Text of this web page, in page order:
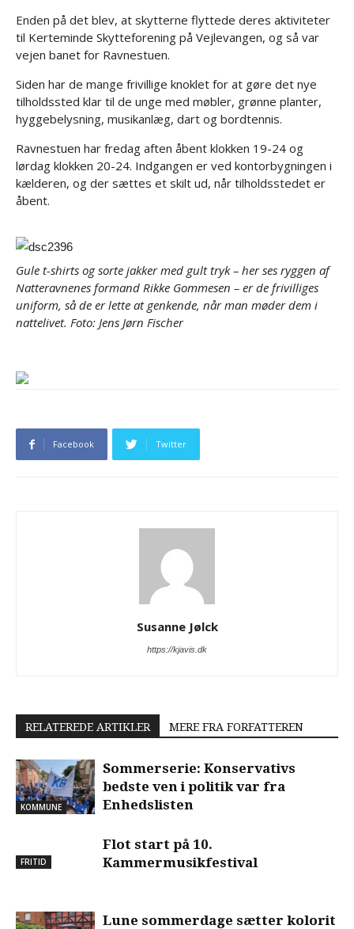
Enden på det blev, at skytterne flyttede deres aktiviteter
til Kerteminde Skytteforening på Vejlevangen, og så var
vejen banet for Ravnestuen.
Siden har de mange frivillige knoklet for at gøre det nye
tilholdssted klar til de unge med møbler, grønne planter,
hyggebelysning, musikanlæg, dart og bordtennis.
Ravnestuen har fredag aften åbent klokken 19-24 og
lørdag klokken 20-24. Indgangen er ved kontorbygningen i
kælderen, og der sættes et skilt ud, når tilholdsstedet er
åbent.
Gule t-shirts og sorte jakker med gult tryk – her ses ryggen af
Natteravnenes formand Rikke Gommesen – er de frivilliges
uniform, så de er lette at genkende, når man møder dem i
nattelivet. Foto: Jens Jørn Fischer
Facebook Twitter
Susanne Jølck
https://kjavis.dk
RELATEREDE ARTIKLER MERE FRA FORFATTEREN
KOMMUNE
Sommerserie: Konservativs
bedste ven i politik var fra
Enhedslisten
FRITID
Flot start på 10.
Kammermusikfestival
Lune sommerdage sætter kolorit